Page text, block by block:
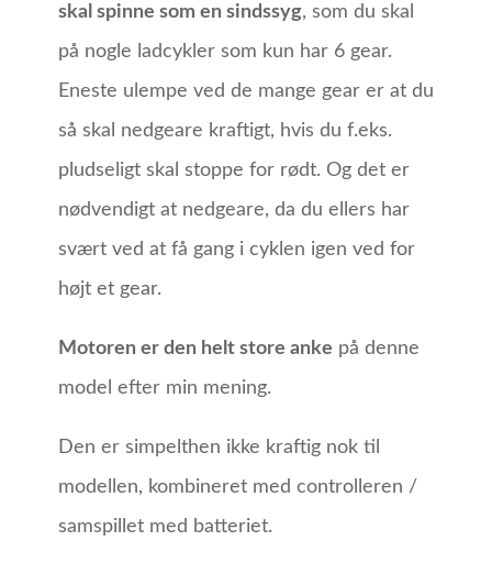
skal spinne som en sindssyg, som du skal
på nogle ladcykler som kun har 6 gear.
Eneste ulempe ved de mange gear er at du
så skal nedgeare kraftigt, hvis du f.eks.
pludseligt skal stoppe for rødt. Og det er
nødvendigt at nedgeare, da du ellers har
svært ved at få gang i cyklen igen ved for
højt et gear.
Motoren er den helt store anke på denne
model efter min mening.
Den er simpelthen ikke kraftig nok til
modellen, kombineret med controlleren /
samspillet med batteriet.